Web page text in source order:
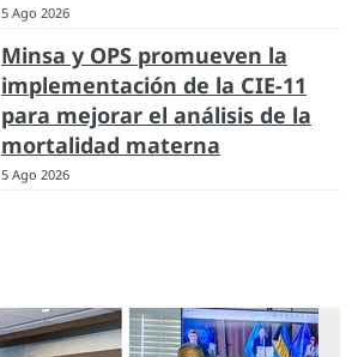
5 Ago 2026
Minsa y OPS promueven la
implementación de la CIE-11
para mejorar el análisis de la
mortalidad materna
5 Ago 2026